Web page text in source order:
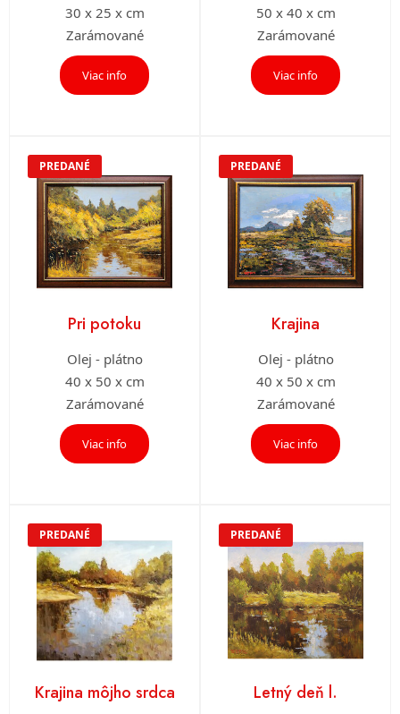
30 x 25 x cm
Zarámované
Viac info
50 x 40 x cm
Zarámované
Viac info
PREDANÉ
Pri potoku
Olej - plátno
40 x 50 x cm
Zarámované
Viac info
PREDANÉ
Krajina
Olej - plátno
40 x 50 x cm
Zarámované
Viac info
PREDANÉ
Krajina môjho srdca
PREDANÉ
Letný deň l.